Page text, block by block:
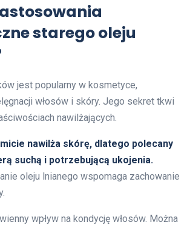
starego oleju
jest popularny w kosmetyce,
włosów i skóry. Jego sekret tkwi
nawilżających.
nawilża skórę, dlatego polecany
suchą i potrzebującą ukojenia.
oleju lnianego wspomaga zachowanie
wpływ na kondycję włosów. Można